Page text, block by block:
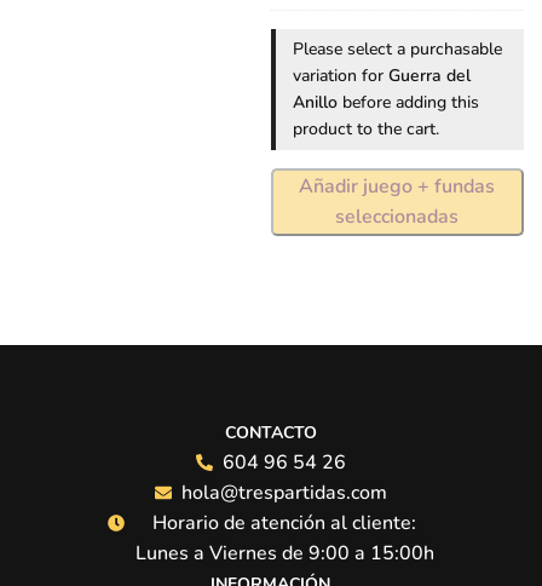
(ref:7100)
Please select a purchasable
variation for Guerra del
Anillobefore adding this
product to the cart.
Añadir juego + fundas
seleccionadas
CONTACTO
604 96 54 26
hola@trespartidas.com
Horario de atención al cliente:
Lunes a Viernes de 9:00 a 15:00h